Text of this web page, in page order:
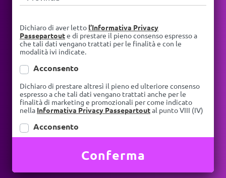
Dichiaro di aver letto l’Informativa Privacy
Passepartoute di prestare il pieno consenso espresso a
che tali dati vengano trattati per le finalità e con le
modalità ivi indicate.
Acconsento
Dichiaro di prestare altresì il pieno ed ulteriore consenso
espresso a che tali dati vengano trattati anche per le
finalità di marketing e promozionali per come indicato
nella Informativa Privacy Passepartoutal punto VIII (IV)
Acconsento